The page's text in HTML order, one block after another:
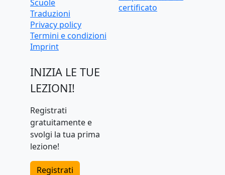
Scuole
Traduzioni
Privacy policy
Termini e condizioni
Imprint
INIZIA LE TUE
LEZIONI!
Registrati
gratuitamente e
svolgi la tua prima
lezione!
Registrati
certificato